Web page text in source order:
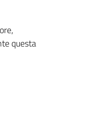
questa